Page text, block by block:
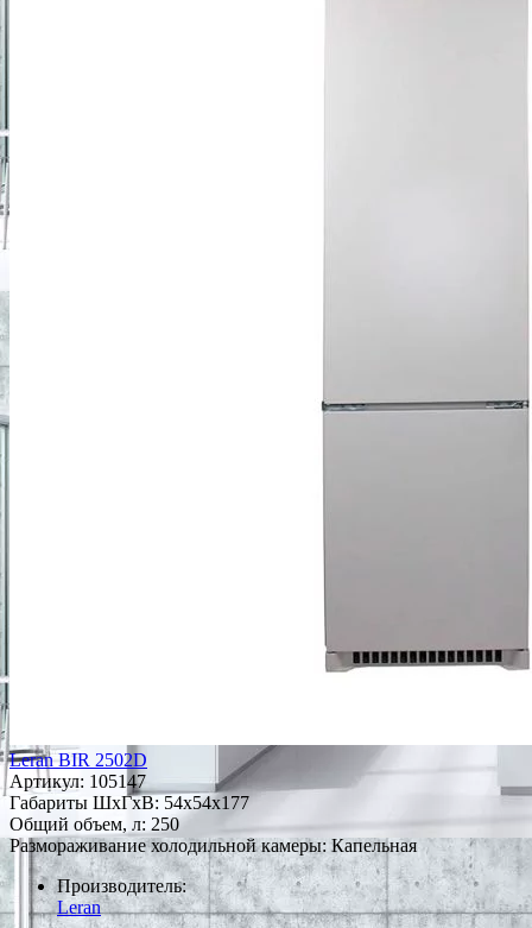
Leran BIR 2502D
Артикул: 105147
Габариты ШxГxВ: 54x54x177
Общий объем, л: 250
Размораживание холодильной камеры: Капельная
Производитель:
Leran